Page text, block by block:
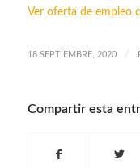
Ver oferta de empleo
18 SEPTIEMBRE, 2020 /
Compartir esta